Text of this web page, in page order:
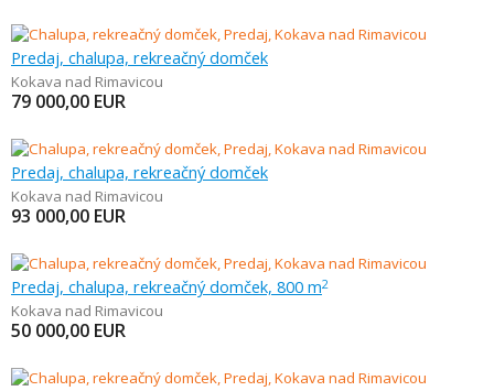
Predaj, chalupa, rekreačný domček
Kokava nad Rimavicou
79 000,00 EUR
Predaj, chalupa, rekreačný domček
Kokava nad Rimavicou
93 000,00 EUR
Predaj, chalupa, rekreačný domček, 800 m2
Kokava nad Rimavicou
50 000,00 EUR